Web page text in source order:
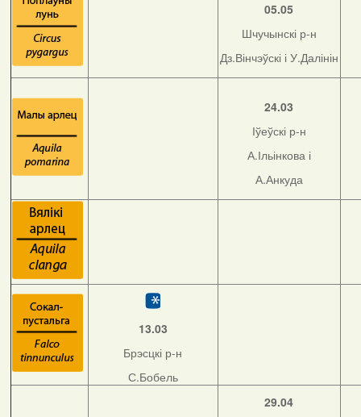
05.05
Шчучынскі р-н
Дз.Вінчэўскі і У.Далінін
24.03
Іўеўскі р-н
А.Ільінкова і
А.Анкуда
13.03
Брэсцкі р-н
С.Бобель
29.04